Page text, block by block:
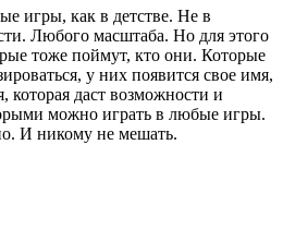
игры, как в детстве. Не в
Любого масштаба. Но для этого
тоже поймут, кто они. Которые
у них появится свое имя,
которая даст возможности и
можно играть в любые игры.
И никому не мешать.